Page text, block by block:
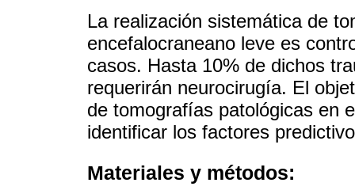
La realización sistemática de
encefalocraneano leve es
casos. Hasta 10% de dichos
requerirán neurocirugía. El
de tomografías patológicas en
identificar los factores
Materiales y métodos: